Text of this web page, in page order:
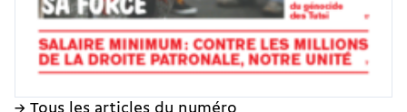
→ Tous les articles du numéro